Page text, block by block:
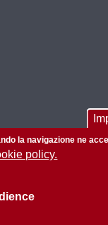
la navigazione ne
policy.